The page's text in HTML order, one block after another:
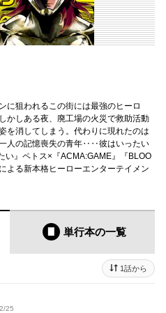
に狙われるこの街には最強のヒーロ
しある夜、廃工場の火災で救助活動
を消してしまう。代わりに現れたのは
人の記憶喪失の青年‥‥彼はいったい
』ペトス×『ACMA:GAME』『BLOO
よる新本格ヒーローエンターテイメン
単行本の一覧
1話から
25